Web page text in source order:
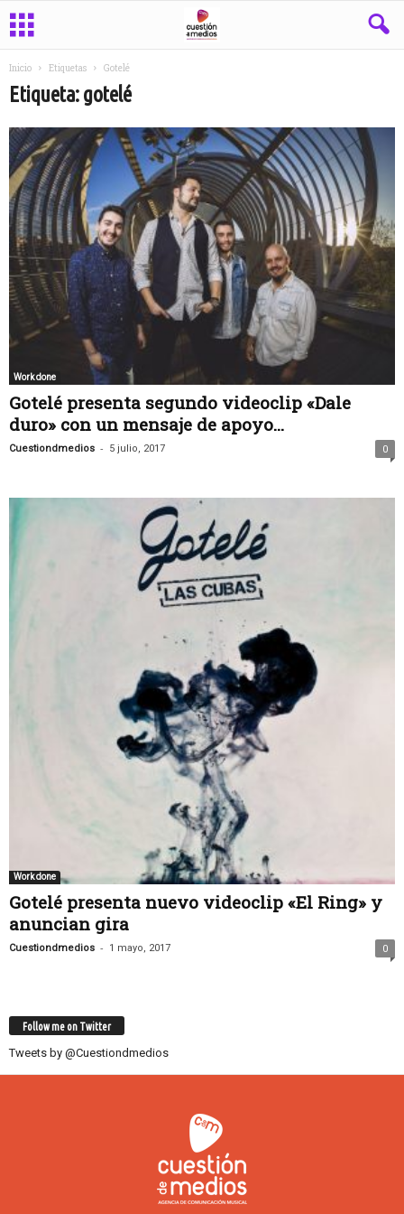
Inicio Etiquetas Gotelé
Etiqueta: gotelé
Work done
Gotelé presenta segundo videoclip «Dale
duro» con un mensaje de apoyo...
Cuestiondmedios - 5 julio, 2017 0
Work done
Gotelé presenta nuevo videoclip «El Ring» y
anuncian gira
Cuestiondmedios - 1 mayo, 2017 0
Follow me on Twitter
Tweets by @Cuestiondmedios